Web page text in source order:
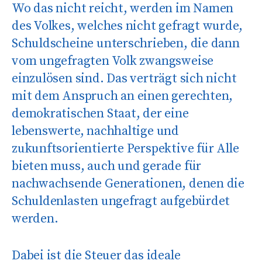
Wo das nicht reicht, werden im Namen
des Volkes, welches nicht gefragt wurde,
Schuldscheine unterschrieben, die dann
vom ungefragten Volk zwangsweise
einzulösen sind. Das verträgt sich nicht
mit dem Anspruch an einen gerechten,
demokratischen Staat, der eine
lebenswerte, nachhaltige und
zukunftsorientierte Perspektive für Alle
bieten muss, auch und gerade für
nachwachsende Generationen, denen die
Schuldenlasten ungefragt aufgebürdet
werden.
Dabei ist die Steuer das ideale